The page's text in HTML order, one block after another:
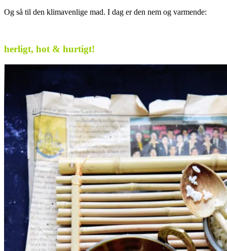
Og så til den klimavenlige mad. I dag er den nem og varmende:
herligt, hot & hurtigt!